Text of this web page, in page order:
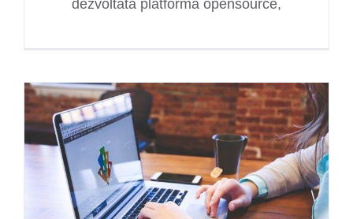
dezvoltata platforma opensource,